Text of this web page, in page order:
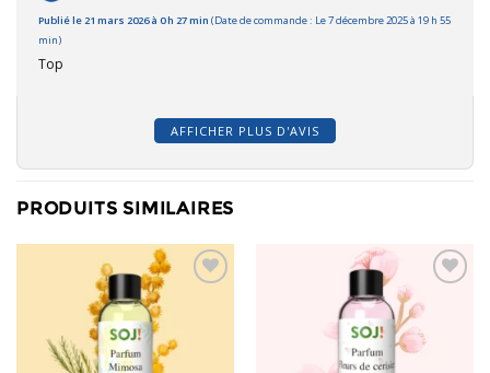
Publié le 21 mars 2026 à 0 h 27 min (Date de commande : Le 7 décembre 2025 à 19 h 55
min)
Top
AFFICHER PLUS D'AVIS
PRODUITS SIMILAIRES